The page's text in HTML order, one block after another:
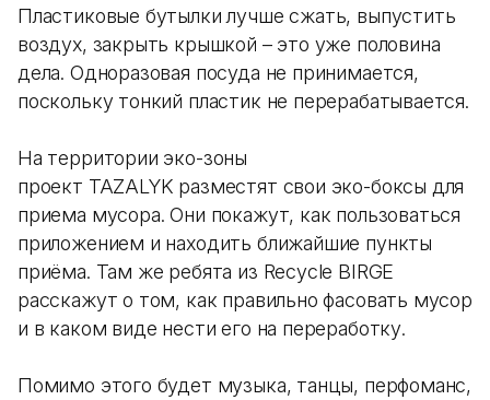
Пластиковые бутылки лучше сжать, выпустить
воздух, закрыть крышкой – это уже половина
дела. Одноразовая посуда не принимается,
поскольку тонкий пластик не перерабатывается.
На территории эко-зоны
проект TAZALYK разместят свои эко-боксы для
приема мусора. Они покажут, как пользоваться
приложением и находить ближайшие пункты
приёма. Там же ребята из Recycle BIRGE
расскажут о том, как правильно фасовать мусор
и в каком виде нести его на переработку.
Помимо этого будет музыка, танцы, перфоманс,